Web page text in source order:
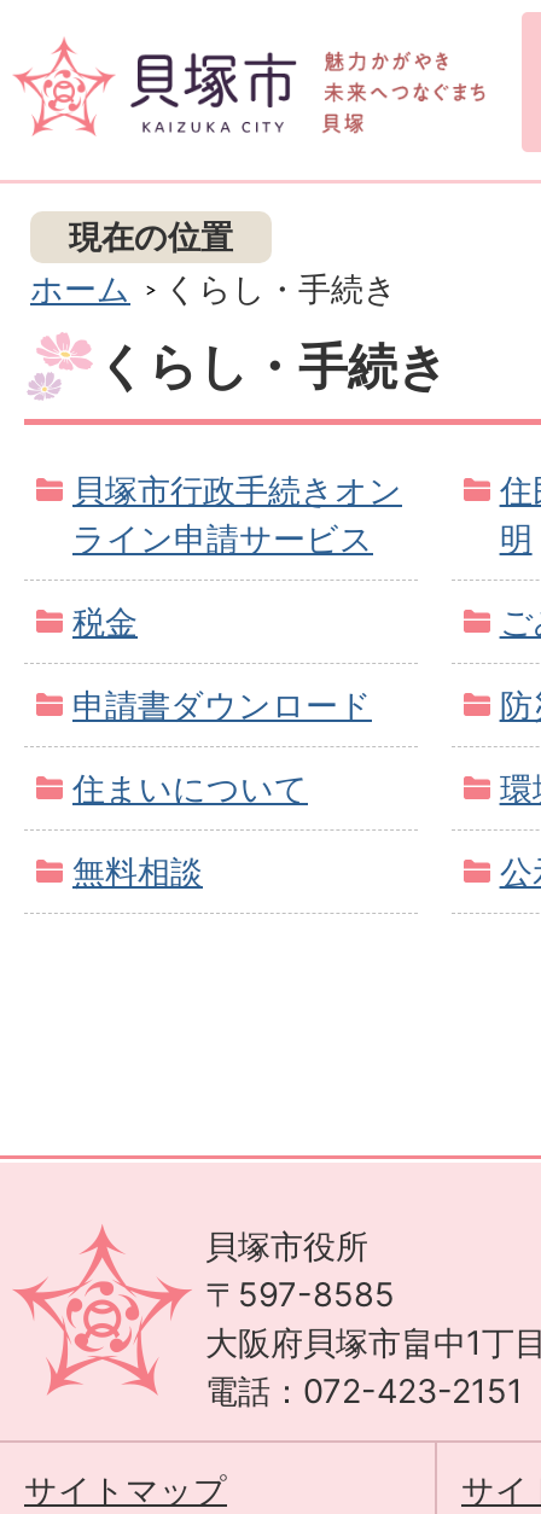
現在の位置
ホーム
くらし・手続き
くらし・手続き
貝塚市行政手続きオン
ライン申請サービス
住
明
税金
申請書ダウンロード 防
住まいについて 環
無料相談 公
貝塚市役所
〒597-8585
大阪府貝塚市畠中1丁
電話：072-423-2151
サイトマップ サイ